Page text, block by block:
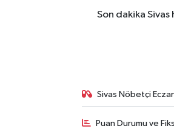
Son dakika
Sivas Nöbetçi
Puan Durumu ve